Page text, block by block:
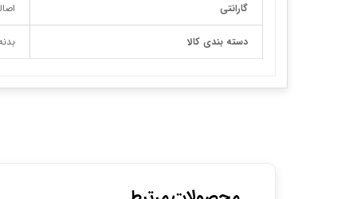
گارانتی
دسته بندی کالا